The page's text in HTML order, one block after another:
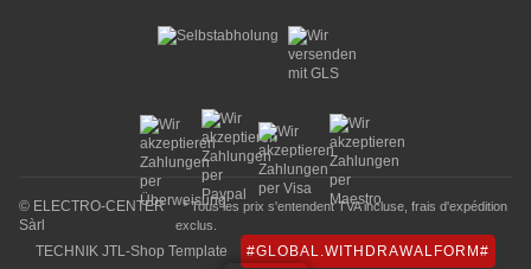
© ELECTRO-CENTER
Sàrl
* Tous les prix s'entendent TVA incluse,frais d'expédition
exclus.
TECHNIK JTL-Shop Template #GLOBAL.WITHDRAWALFORM#